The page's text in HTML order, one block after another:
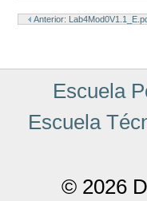
de
Documento
Anterior:
Escuela
Escuela
© 2026